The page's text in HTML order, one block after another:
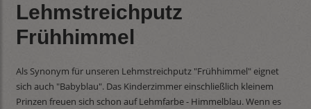
Lehmstreichputz
Frühhimmel
Als Synonym für unseren Lehmstreichputz "Frühhimmel" eignet
sich auch "Babyblau". Das Kinderzimmer einschließlich kleinem
Prinzen freuen sich schon auf Lehmfarbe - Himmelblau. Wenn es